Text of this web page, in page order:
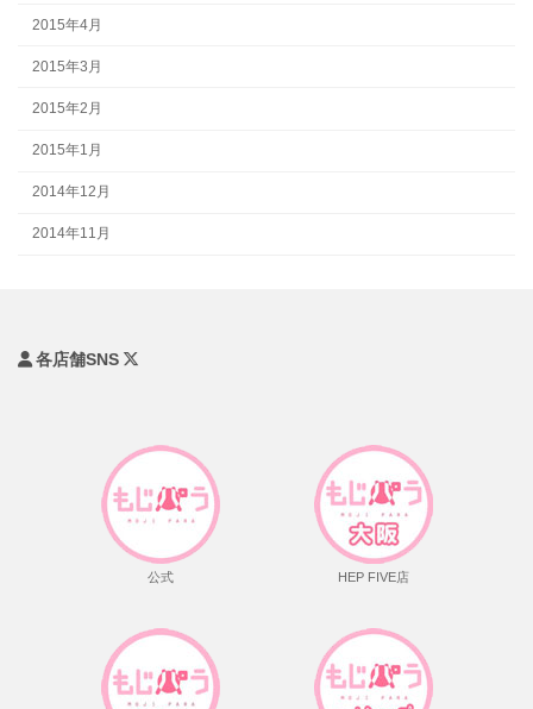
2015年4月
2015年3月
2015年2月
2015年1月
2014年12月
2014年11月
各店舗SNS
公式 HEP FIVE店